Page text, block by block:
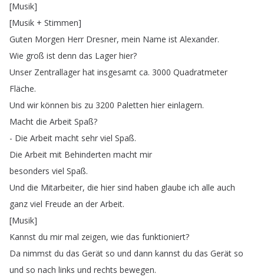
[Musik]
[Musik + Stimmen]
Guten Morgen Herr Dresner, mein Name ist Alexander.
Wie groß ist denn das Lager hier?
Unser Zentrallager hat insgesamt ca. 3000 Quadratmeter
Fläche.
Und wir können bis zu 3200 Paletten hier einlagern.
Macht die Arbeit Spaß?
- Die Arbeit macht sehr viel Spaß.
Die Arbeit mit Behinderten macht mir
besonders viel Spaß.
Und die Mitarbeiter, die hier sind haben glaube ich alle auch
ganz viel Freude an der Arbeit.
[Musik]
Kannst du mir mal zeigen, wie das funktioniert?
Da nimmst du das Gerät so und dann kannst du das Gerät so
und so nach links und rechts bewegen.